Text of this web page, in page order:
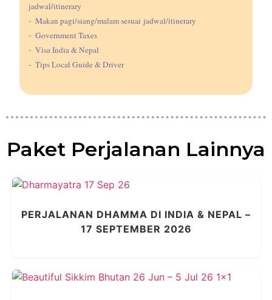
jadwal/itinerary
- Makan pagi/siang/malam sesuai jadwal/itinerary
- Government Taxes
- Visa India & Nepal
- Tips Local Guide & Driver
Paket Perjalanan Lainnya
PERJALANAN DHAMMA DI INDIA & NEPAL –
17 SEPTEMBER 2026